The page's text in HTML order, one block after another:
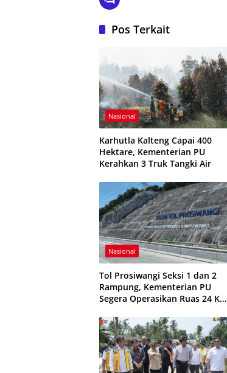
Pos Terkait
Nasional
Karhutla Kalteng Capai 400
Hektare, Kementerian PU
Kerahkan 3 Truk Tangki Air
Nasional
Tol Prosiwangi Seksi 1 dan 2
Rampung, Kementerian PU
Segera Operasikan Ruas 24 Km